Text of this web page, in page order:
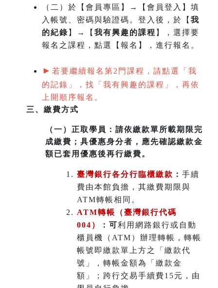
（二）於【會員專區】→【會員登入】填
入帳號、密碼與驗證碼。登入後，於【 我
的紀錄 】→【 我有興趣的課程 】，選擇要
報名之課程，點選【報名】，進行報名。
► 若要繼續報名第2門課程，請點選「我
的記錄」，找「我有興趣的課程」，再依
上開順序報名。
三、繳費方式
（一） 正取學員：請依繳款單所載期限完
成繳費；具優惠身分者，應先確認繳款金
額已套用優惠後再行繳費。
臺灣銀行各分行臨櫃繳款 ： 手續
費由本館負擔，其繳費期限與
ATM轉帳相同。
ATM轉帳（臺灣銀行代碼
004）
：可 利用網路銀行或自動
櫃員機（ATM）辦理轉帳，轉帳
帳號即繳款單上方之「繳款代
號」，轉帳金額為「繳款金
額」；跨行交易手續費15元，由